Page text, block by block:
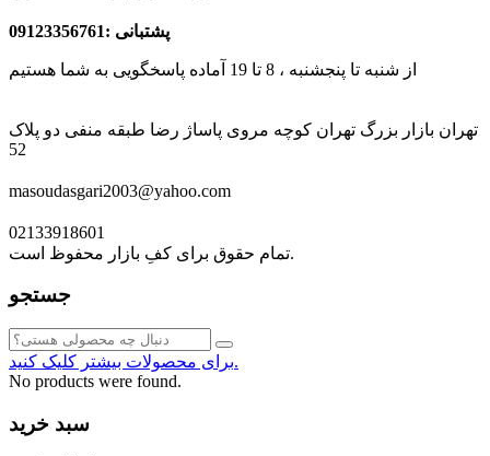
پشتبانی :09123356761
از شنبه تا پنجشنبه ، 8 تا 19 آماده پاسخگویی به شما هستیم
تهران بازار بزرگ تهران کوچه مروی پاساژ رضا طبقه منفی دو پلاک
52
masoudasgari2003@yahoo.com
02133918601
تمام حقوق برای کفِ بازار محفوظ است.
جستجو
برای محصولات بیشتر کلیک کنید.
No products were found.
سبد خرید